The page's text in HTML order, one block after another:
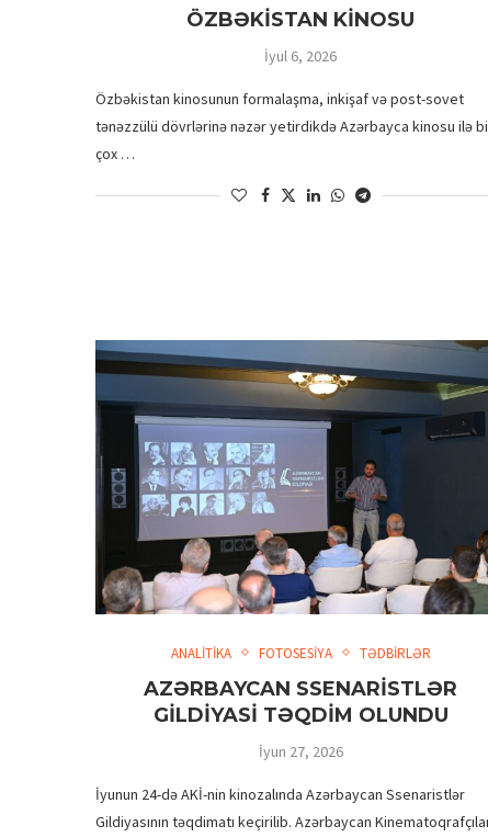
ÖZBƏKİSTAN KİNOSU
İyul 6, 2026
Özbəkistan kinosunun formalaşma, inkişaf və post-sovet
tənəzzülü dövrlərinə nəzər yetirdikdə Azərbayca kinosu ilə
çox …
ANALİTİKA FOTOSESİYA TƏDBİRLƏR
AZƏRBAYCAN SSENARİSTLƏR
GİLDİYASİ TƏQDİM OLUNDU
İyun 27, 2026
İyunun 24-də AKİ-nin kinozalında Azərbaycan Ssenaristlər
Gildiyasının təqdimatı keçirilib. Azərbaycan